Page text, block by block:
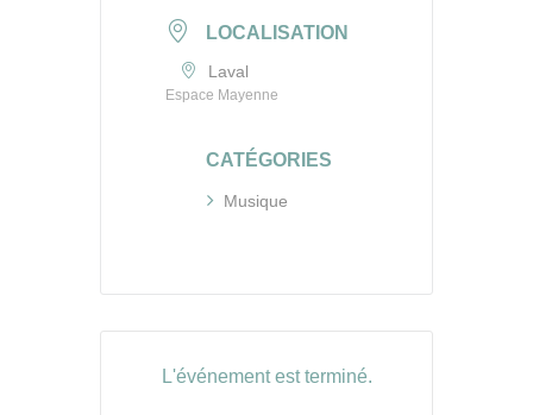
LOCALISATION
Laval
Espace Mayenne
CATÉGORIES
Musique
L'événement est terminé.